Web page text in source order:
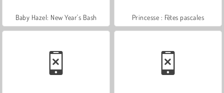
Baby Hazel: New Year's Bash Princesse : Fêtes pascales